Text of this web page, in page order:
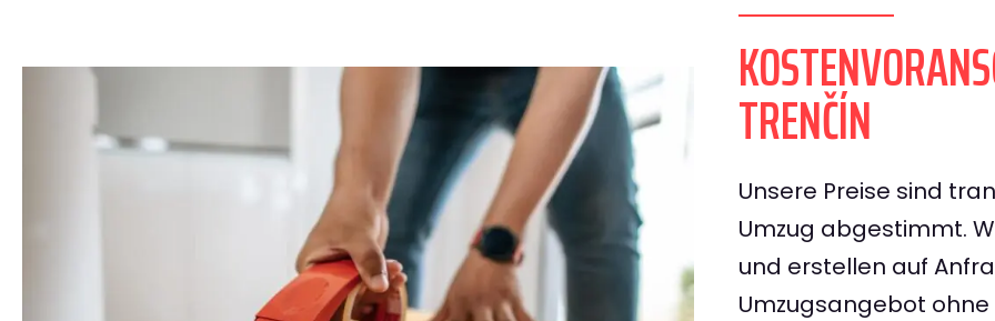
TRENČÍN
Unsere Preise sind
Umzug abgestimmt.
und erstellen auf
Umzugsangebot